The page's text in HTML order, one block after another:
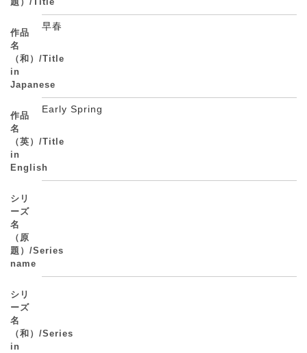
作品
名
（和）/Title
in
Japanese
早春
作品
名
（英）/Title
in
English
Early Spring
シリ
ーズ
名
（原
題）/Series
name
シリ
ーズ
名
（和）/Series
in